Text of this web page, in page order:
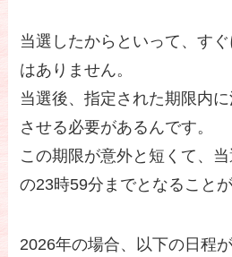
当選したからといって、す
はありません。
当選後、指定された期限内
させる必要があるんです。
この期限が意外と短くて、
の23時59分までとなること
2026年の場合、以下の日程